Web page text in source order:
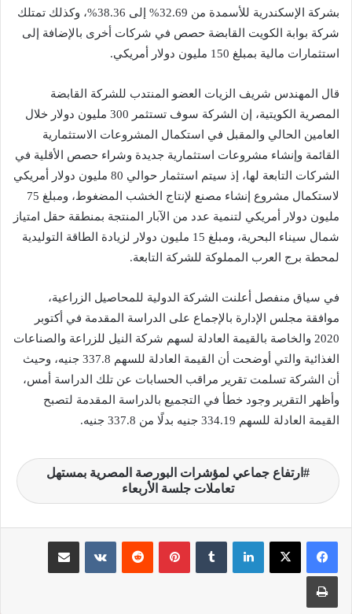
بشركة الإسكندرية للأسمدة من 32.69% إلى 38.36%، وكذلك تمتلك
شركة بوابة الكويت القابضة حصص في شركات أخرى بالإضافة إلى
استثمارات مالية بمبلغ 150 مليون دولار أمريكي.
قال المهندس شريف الزيات العضو المنتدب للشركة القابضة
المصرية الكويتية، إن الشركة سوف تستثمر 300 مليون دولار خلال
العامين الحالي والمقبل في استكمال المشروعات الاستثمارية
القائمة وإنشاء مشروعات استثمارية جديدة وشراء حصص الأقلية في
الشركات التابعة لها، إذ سيتم استثمار حوالي 80 مليون دولار أمريكي
لاستكمال مشروع إنشاء مصنع لإنتاج الخشب المضغوط، ومبلغ 75
مليون دولار أمريكي لتنمية عدد من الآبار المنتجة بمنطقة حقل امتياز
شمال سيناء البحرية، ومبلغ 15 مليون دولار لزيادة الطاقة التوليدية
لمحطة برج العرب المملوكة للشركة التابعة.
في سياق منفصل أعلنت الشركة الدولية للمحاصيل الزراعية،
موافقة مجلس الإدارة بالإجماع على الدراسة المقدمة في أكتوبر
2020 والخاصة بالقيمة العادلة لسهم شركة النيل للزراعة والصناعات
الغذائية والتي أوضحت أن القيمة العادلة للسهم 337.8 جنيه، وحيث
أن الشركة تسلمت تقرير مراقب الحسابات عن تلك الدراسة أمس،
وأظهر التقرير وجود خطأ في التجميع بالدراسة المقدمة لتصبح
القيمة العادلة للسهم 334.19 جنيه بدلًا من 337.8 جنيه.
ارتفاع جماعي لمؤشرات البورصة المصرية بمستهل
تعاملات جلسة الأربعاء
لينكدإن بينتيريست